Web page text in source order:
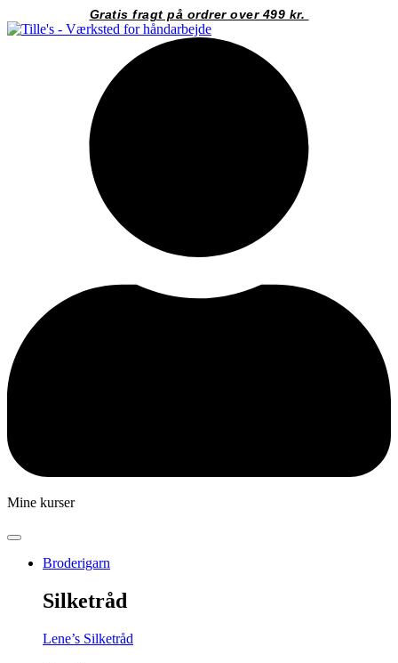
til
Gratis fragt på ordrer over 499 kr.
Mine kurser
Broderigarn
Silketråd
Lene’s Silketråd